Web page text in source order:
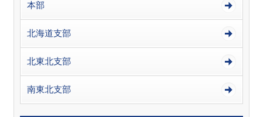
本部
北海道支部
北東北支部
南東北支部